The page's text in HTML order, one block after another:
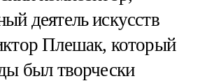
деятель искусств
Плешак, который
был творчески